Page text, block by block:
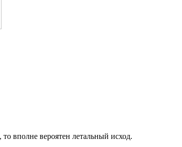
вполне вероятен летальный исход.